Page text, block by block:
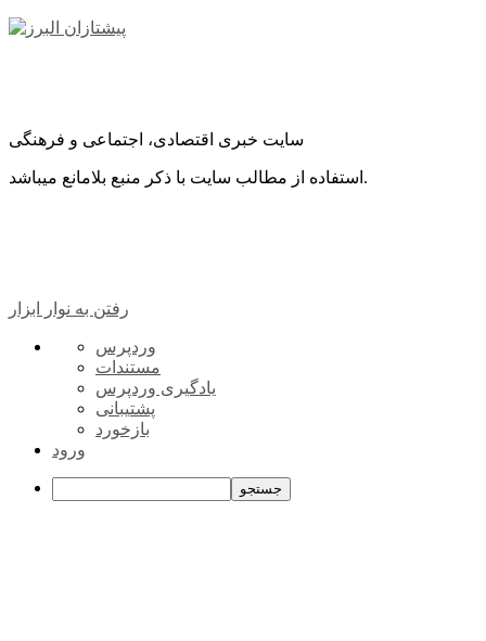
سایت خبری اقتصادی، اجتماعی و فرهنگی
استفاده از مطالب سایت با ذکر منبع بلامانع میباشد.
رفتن به نوار ابزار
درباره
وردپرس
وردپرس
مستندات
یادگیری وردپرس
پشتیبانی
بازخورد
ورود
جستجو